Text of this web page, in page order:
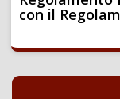
con il